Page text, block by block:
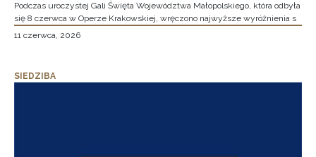
Podczas uroczystej Gali Święta Województwa Małopolskiego, która odbyła
się 8 czerwca w Operze Krakowskiej, wręczono najwyższe wyróżnienia s
11 czerwca, 2026
SIEDZIBA